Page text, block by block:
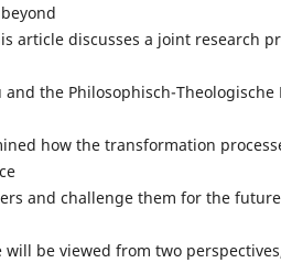
article discusses a joint research
the Philosophisch-Theologische
how the transformation
and challenge them for the
be viewed from two